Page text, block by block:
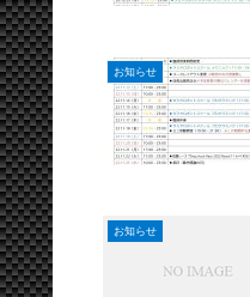
お知らせ
お知らせ